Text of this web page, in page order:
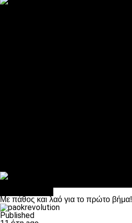
Με πάθος και λαό για το πρώτο βήμα!
Published